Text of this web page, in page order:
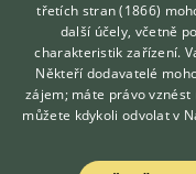
třetích stran (1866)
další účely, včetně
charakteristik zařízení.
Někteří dodavatelé
zájem; máte právo vznést
můžete kdykoli odvolat v